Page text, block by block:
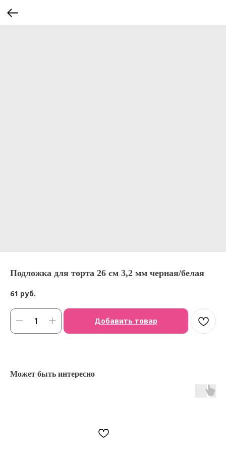
Подложка для торта 26 см 3,2 мм черная/белая
61 руб.
Добавить товар
Может быть интересно